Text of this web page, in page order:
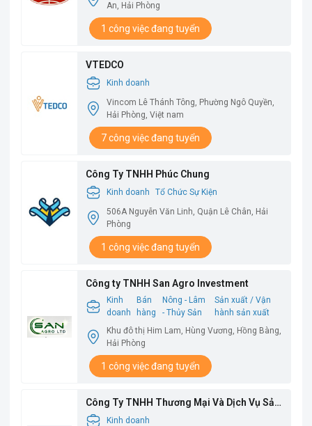
An, Hải Phòng
1 công việc đang tuyển
VTEDCO
Kinh doanh
Vincom Lê Thánh Tông, Phường Ngô Quyền,
Hải Phòng, Việt nam
7 công việc đang tuyển
Công Ty TNHH Phúc Chung
Kinh doanh
Tổ Chức Sự Kiện
506A Nguyễn Văn Linh, Quận Lê Chân, Hải
Phòng
1 công việc đang tuyển
Công ty TNHH San Agro Investment
Kinh
doanh
Bán
hàng
Nông - Lâm
- Thủy Sản
Sản xuất / Vận
hành sản xuất
Khu đô thị Him Lam, Hùng Vương, Hồng Bàng,
Hải Phòng
1 công việc đang tuyển
Công Ty TNHH Thương Mại Và Dịch Vụ Sản
Xuất Thuận Phong
Kinh doanh